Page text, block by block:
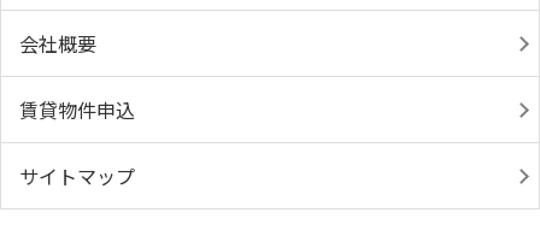
会社概要
賃貸物件申込
サイトマップ